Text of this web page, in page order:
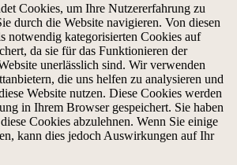
Cookies, um Ihre Nutzererfahrung zu
durch die Website navigieren. Von diesen
notwendig kategorisierten Cookies auf
da sie für das Funktionieren der
unerlässlich sind. Wir verwenden
die uns helfen zu analysieren und
Website nutzen. Diese Cookies werden
in Ihrem Browser gespeichert. Sie haben
Cookies abzulehnen. Wenn Sie einige
kann dies jedoch Auswirkungen auf Ihr